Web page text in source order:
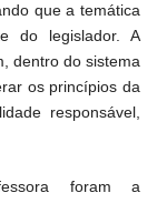
que a temática
do legislador. A
dentro do sistema
os princípios da
responsável,
foram a